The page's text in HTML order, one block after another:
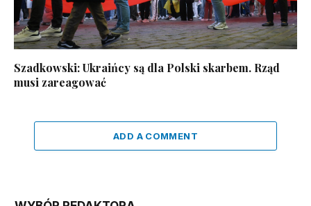
Szadkowski: Ukraińcy są dla Polski skarbem. Rząd
musi zareagować
ADD A COMMENT